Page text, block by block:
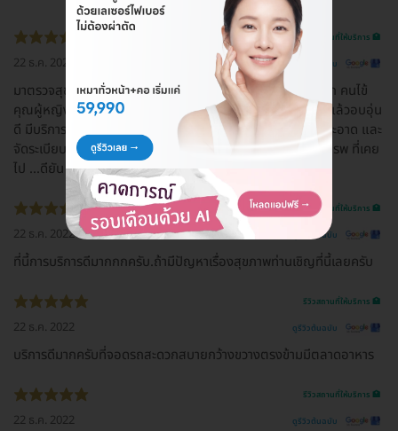
รีวิวสถานที่ให้บริการ 🏥
22 ธ.ค. 2022 ดูรีวิวต้นฉบับ
มาตรวจสุขภาพครั้งแรกที่นี่ บริการดีมาก เป็นโรงพยาบาลที่เรียก คนไข้
คุณผู้หญิง คุณผู้ชาย ฟังที่อื่นก็เขิลนะ แต่ที่นี่ พูดจาไพเราะ ฟังแล้วอบอุ่น
ดี มีบริการเดินส่งทุกจุดเลย เราไปคนเดียว ไม่หลง ไม่ งง เลย สะอาด และ
จัดระเบียบดี ชอบอ่ะ ชอบเลย บรรยากาศ แตกต่างจาก หลายๆ รพ ที่เคย
ไป ...ดียัน รปภ น่ารักมาก
รีวิวสถานที่ให้บริการ 🏥
22 ธ.ค. 2022 ดูรีวิวต้นฉบับ
ที่นี้การบริการดีมากกกครับ.ถ้ามีปัญหาเรื่องสุขภาพท่านเชิญที่นี้เลยครับ
รีวิวสถานที่ให้บริการ 🏥
22 ธ.ค. 2022 ดูรีวิวต้นฉบับ
บริการดีมากครับที่จอดรถสะดวกสบายกว้างขวางตรงข้ามมีตลาดอาหาร
รีวิวสถานที่ให้บริการ 🏥
22 ธ.ค. 2022 ดูรีวิวต้นฉบับ